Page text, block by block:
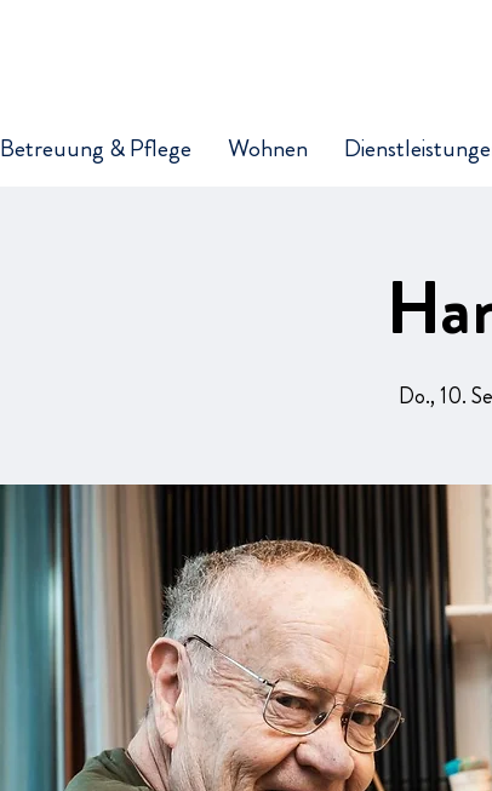
Betreuung & Pflege Wohnen
Do., 10.